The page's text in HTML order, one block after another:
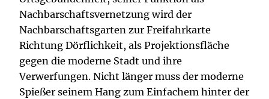
Nachbarschaftsvernetzung wird der
Nachbarschaftsgarten zur Freifahrkarte
Richtung Dörflichkeit, als Projektionsfläche
gegen die moderne Stadt und ihre
Verwerfungen. Nicht länger muss der moderne
Spießer seinem Hang zum Einfachem hinter der